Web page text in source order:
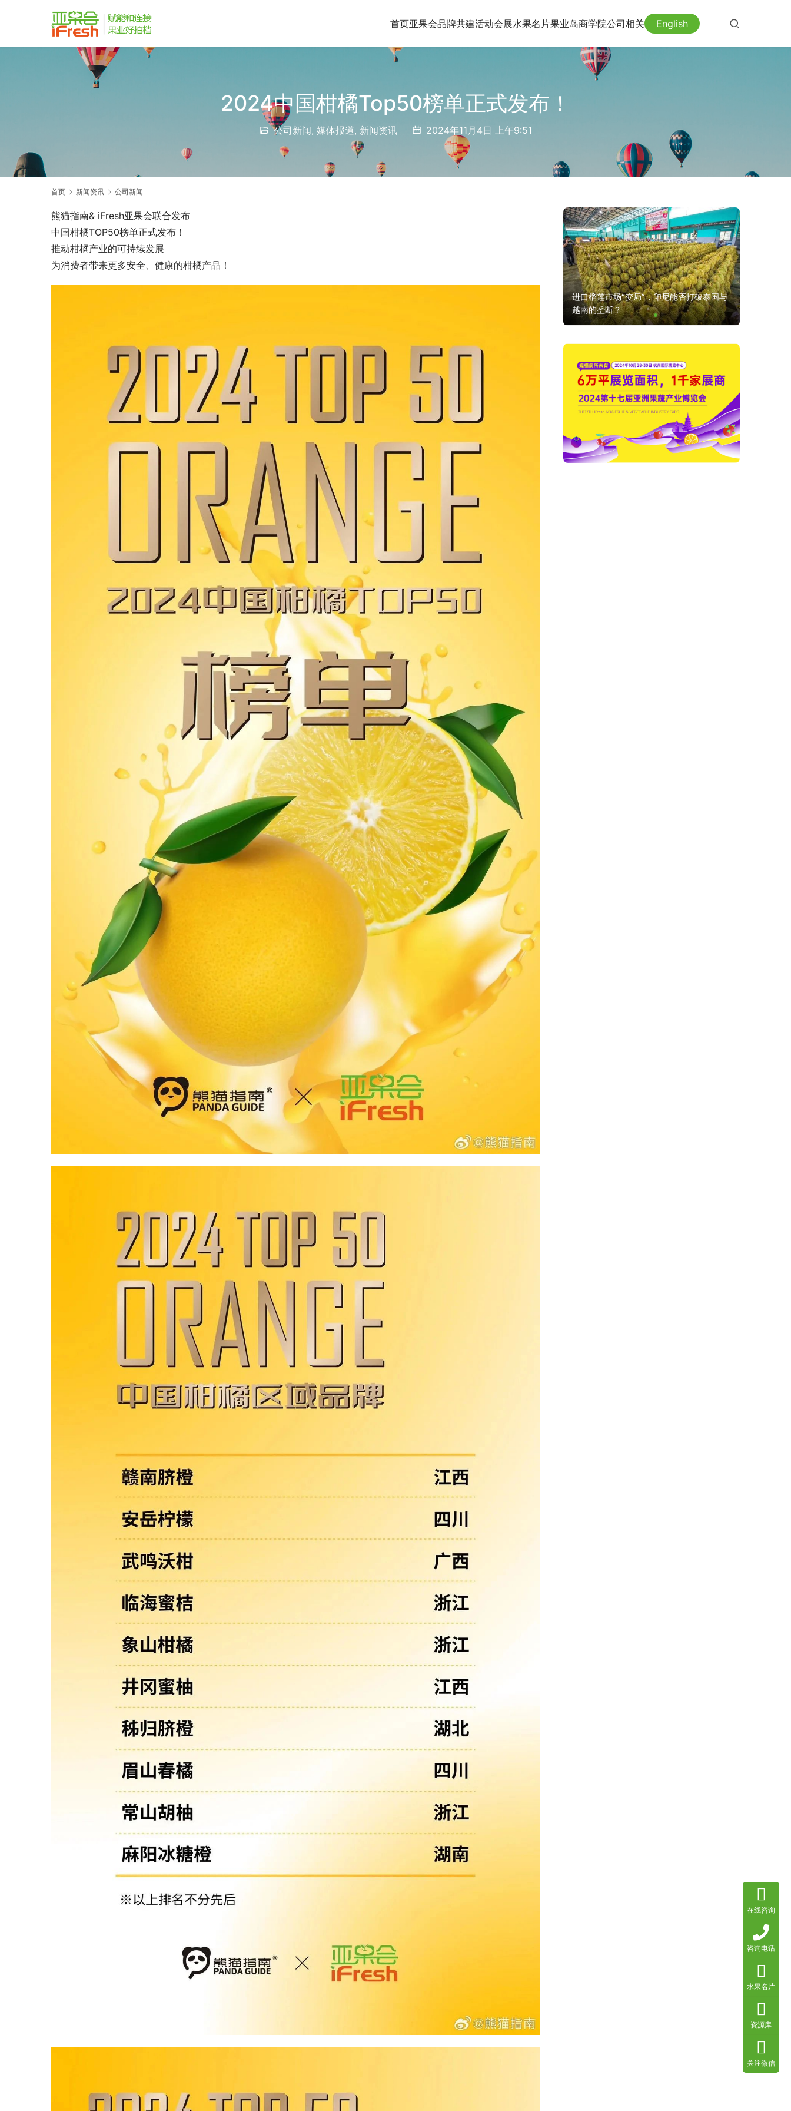
首页亚果会品牌共建活动会展水果名片果业岛商学院公司相关 English
2024中国柑橘Top50榜单正式发布！
公司新闻, 媒体报道, 新闻资讯 2024年11月4日 上午9:51
首页 新闻资讯 公司新闻
熊猫指南& iFresh亚果会联合发布
中国柑橘TOP50榜单正式发布！
推动柑橘产业的可持续发展
为消费者带来更多安全、健康的柑橘产品！
11月6-8日，杭州国际博览中心，第十八届
最后10席！错过再无！2025云南蓝莓大会
展位抢订倒计时！
在线咨询
咨询电话
水果名片
资源库
关注微信